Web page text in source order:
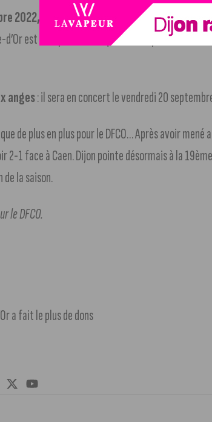
2022, la ville de Dijon accueillait le Téléthon
est le département qui a fait le plus de dons.
anges: il sera en concert le vendredi 20
de plus en plus pour le DFCO… Après avoir mené
2-1 face à Caen. Dijon pointe désormais à la
la saison.
le DFCO.
a fait le plus de dons